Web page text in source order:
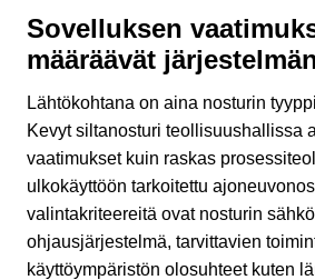
Sovelluksen
määräävät
Lähtökohtana on aina nosturin
Kevyt siltanosturi teollisuushallissa
vaatimukset kuin raskas
ulkokäyttöön tarkoitettu
valintakriteereitä ovat nosturin
ohjausjärjestelmä, tarvittavien
käyttöympäristön olosuhteet kuten